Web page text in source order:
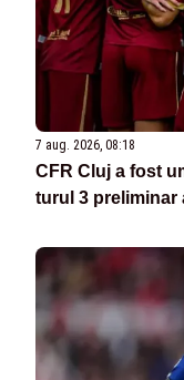
7 aug. 2026, 08:18
CFR Cluj a fost
turul 3 preliminar